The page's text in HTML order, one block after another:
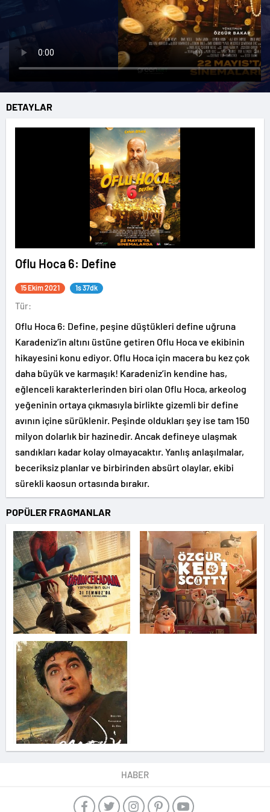
DETAYLAR
Oflu Hoca 6: Define
15 Ekim 2021 1s 37dk
Tür:
Oflu Hoca 6: Define, peşine düştükleri define uğruna
Karadeniz’in altını üstüne getiren Oflu Hoca ve ekibinin
hikayesini konu ediyor. Oflu Hoca için macera bu kez çok
daha büyük ve karmaşık! Karadeniz’in kendine has,
eğlenceli karakterlerinden biri olan Oflu Hoca, arkeolog
yeğeninin ortaya çıkmasıyla birlikte gizemli bir define
avının içine sürüklenir. Peşinde oldukları şey ise tam 150
milyon dolarlık bir hazinedir. Ancak defineye ulaşmak
sandıkları kadar kolay olmayacaktır. Yanlış anlaşılmalar,
beceriksiz planlar ve birbirinden absürt olaylar, ekibi
sürekli kaosun ortasında bırakır.
POPÜLER FRAGMANLAR
HABER